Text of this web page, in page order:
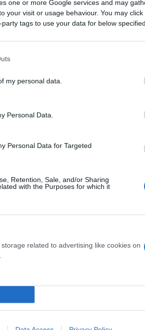
one or more Google services and may
your visit or usage behaviour. You may
tags to use your data for below
my personal data.
Personal Data.
Personal Data for Targeted
Retention, Sale, and/or Sharing
with the Purposes for which it
related to advertising like cookies on
ότι κανένας δεν θα πρέπει να
στην Ουκρανία και τη
τηςGoogle